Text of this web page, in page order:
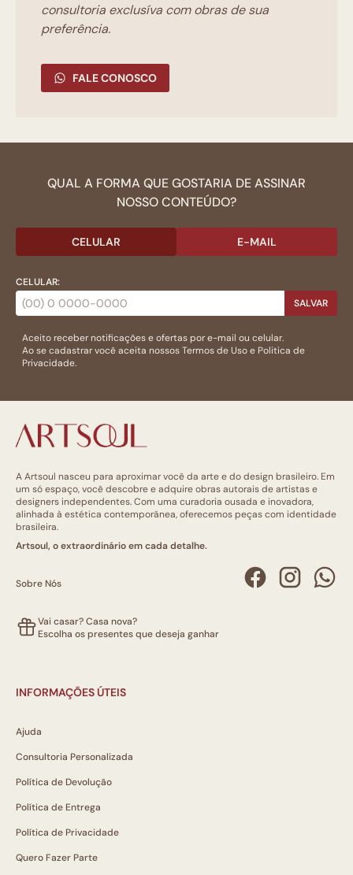
consultoria exclusíva com obras de sua
preferência.
FALE CONOSCO
QUAL A FORMA QUE GOSTARIA DE ASSINAR
NOSSO CONTEÚDO?
CELULAR E-MAIL
CELULAR:
SALVAR
Aceito receber notificações e ofertas por e-mail ou celular.
Ao se cadastrar você aceita nossosTermos de Usoe Politica de
Privacidade.
A Artsoul nasceu para aproximar você da arte e do design brasileiro. Em
um só espaço, você descobre e adquire obras autorais de artistas e
designers independentes. Com uma curadoria ousada e inovadora,
alinhada à estética contemporânea, oferecemos peças com identidade
brasileira.
Artsoul, o extraordinário em cada detalhe.
Sobre Nós
Vai casar? Casa nova?
Escolha os presentes que deseja ganhar
INFORMAÇÕES ÚTEIS
Ajuda
Consultoria Personalizada
Política de Devolução
Política de Entrega
Política de Privacidade
Quero Fazer Parte